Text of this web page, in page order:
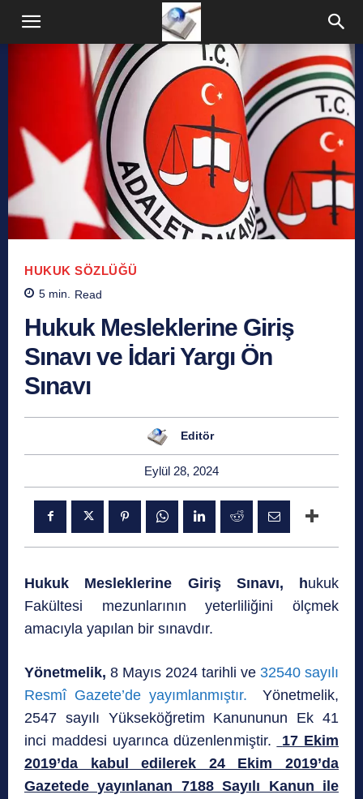
HUKUK SÖZLÜĞÜ
5 min. Read
Hukuk Mesleklerine Giriş
Sınavı ve İdari Yargı Ön
Sınavı
Editör
Eylül 28, 2024
Hukuk Mesleklerine Giriş Sınavı, hukuk
Fakültesi mezunlarının yeterliliğini ölçmek
amacıyla yapılan bir sınavdır.
Yönetmelik, 8 Mayıs 2024 tarihli ve 32540 sayılı
Resmî Gazete’de yayımlanmıştır. Yönetmelik,
2547 sayılı Yükseköğretim Kanununun Ek 41
inci maddesi uyarınca düzenlenmiştir.
17 Ekim
2019’da kabul edilerek 24 Ekim 2019’da
Gazetede yayınlanan 7188 Sayılı Kanun ile